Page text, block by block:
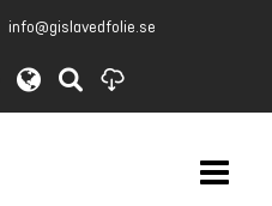
info@gislavedfolie.se